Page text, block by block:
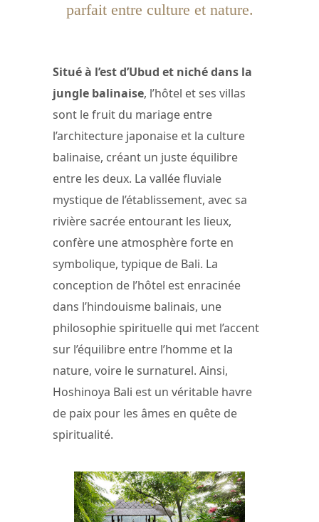
parfait entre culture et nature.
Situé à l’est d’Ubud et niché dans la
jungle balinaise, l’hôtel et ses villas
sont le fruit du mariage entre
l’architecture japonaise et la culture
balinaise, créant un juste équilibre
entre les deux. La vallée fluviale
mystique de l’établissement, avec sa
rivière sacrée entourant les lieux,
confère une atmosphère forte en
symbolique, typique de Bali. La
conception de l’hôtel est enracinée
dans l’hindouisme balinais, une
philosophie spirituelle qui met l’accent
sur l’équilibre entre l’homme et la
nature, voire le surnaturel. Ainsi,
Hoshinoya Bali est un véritable havre
de paix pour les âmes en quête de
spiritualité.